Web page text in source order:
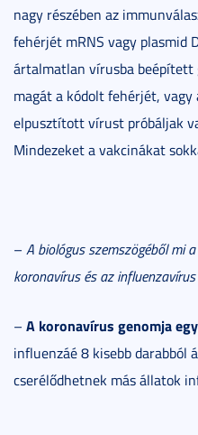
nagy részében az
fehérjét mRNS vagy plasmid
ártalmatlan vírusba beépített
magát a kódolt fehérjét,
elpusztított vírust próbáljak
Mindezeket a vakcinákat
– A biológus szemszögéből mi
koronavírus és az
– A koronavírus genomja
influenzáé 8 kisebb darabból
cserélődhetnek más állatok